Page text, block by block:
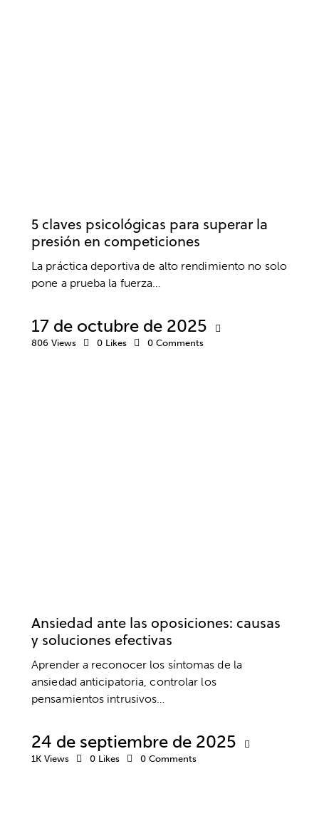
5 claves psicológicas para superar la
presión en competiciones
La práctica deportiva de alto rendimiento no solo
pone a prueba la fuerza…
17 de octubre de 2025
806 Views 0 Likes 0 Comments
Ansiedad ante las oposiciones: causas
y soluciones efectivas
Aprender a reconocer los síntomas de la
ansiedad anticipatoria, controlar los
pensamientos intrusivos…
24 de septiembre de 2025
1K Views 0 Likes 0 Comments